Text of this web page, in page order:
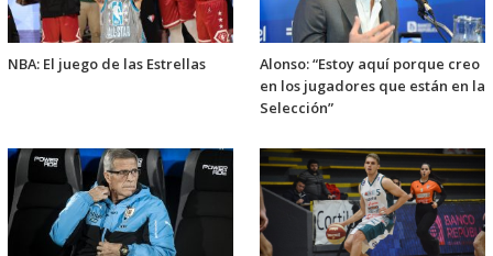
NBA: El juego de las Estrellas
Alonso: “Estoy aquí porque creo
en los jugadores que están en la
Selección”